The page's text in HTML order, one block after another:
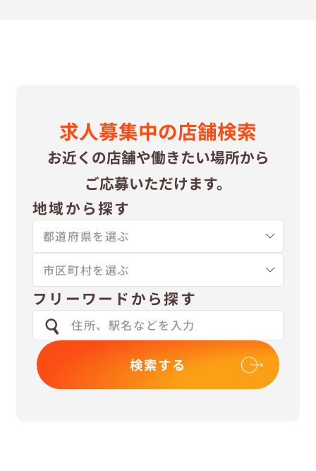
求⼈募集中の店舗検索
お近くの店舗や働きたい場所から
ご応募いただけます。
地域から探す
フリーワードから探す
検索する